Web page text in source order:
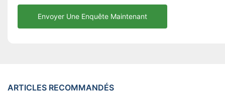
Envoyer Une Enquête Maintenant
ARTICLES RECOMMANDÉS